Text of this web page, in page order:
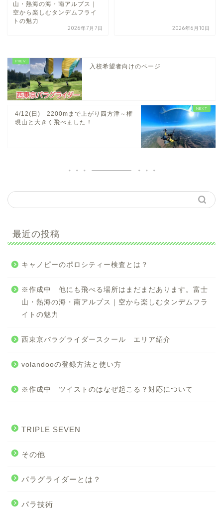
山・熱海の海・南アルプス｜
空から楽しむタンデムフライ
トの魅力
2026年7月7日 2026年6月10日
入校希望者向けのページ
4/12(日) 2200mまで上がり四方津～権
現山と大きく飛べました！
最近の投稿
キャノピーのポロシティー検査とは？
※作成中 他にも飛べる場所はまだまだあります。富士
山・熱海の海・南アルプス｜空から楽しむタンデムフラ
イトの魅力
西東京パラグライダースクール エリア紹介
volandooの登録方法と使い方
※作成中 ツイストのはなぜ起こる？対応について
TRIPLE SEVEN
その他
パラグライダーとは？
パラ技術